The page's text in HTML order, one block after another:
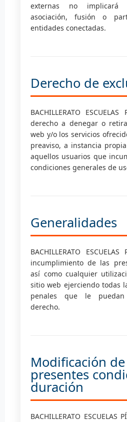
externas no
asociación, fusión o
entidades conectadas.
Derecho de
BACHILLERATO
derecho a denegar o
web y/o los servicios
preaviso, a instancia
aquellos usuarios que
condiciones generales de
Generalidades
BACHILLERATO
incumplimiento de las
así como cualquier
sitio web ejerciendo todas
penales que le puedan
derecho.
Modificación
presentes
duración
BACHILLERATO